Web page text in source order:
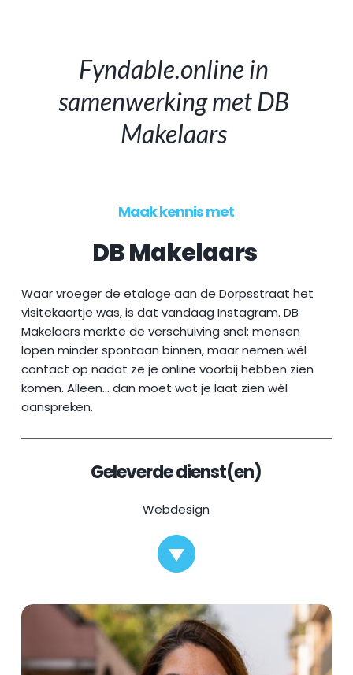
Fyndable.online in
samenwerking met DB
Makelaars
Maak kennis met
DB Makelaars
Waar vroeger de etalage aan de Dorpsstraat het
visitekaartje was, is dat vandaag Instagram. DB
Makelaars merkte de verschuiving snel: mensen
lopen minder spontaan binnen, maar nemen wél
contact op nadat ze je online voorbij hebben zien
komen. Alleen… dan moet wat je laat zien wél
aanspreken.
Geleverde dienst(en)
Webdesign